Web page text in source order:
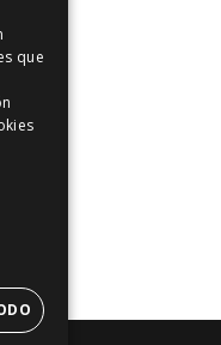
que